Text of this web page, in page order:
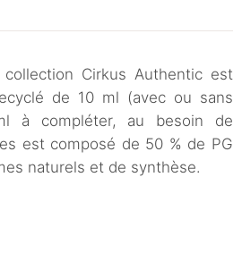
Cirkus Authentic est
de 10 ml (avec ou sans
à compléter, au besoin de
est composé de 50 % de PG
naturels et de synthèse.